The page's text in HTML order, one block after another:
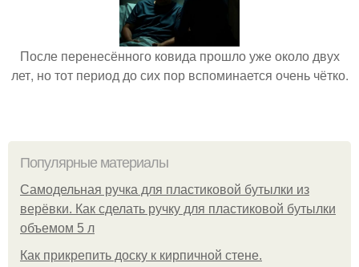
После перенесённого ковида прошло уже около двух
лет, но тот период до сих пор вспоминается очень чётко.
Популярные материалы
Самодельная ручка для пластиковой бутылки из
верёвки. Как сделать ручку для пластиковой бутылки
объемом 5 л
Как прикрепить доску к кирпичной стене.